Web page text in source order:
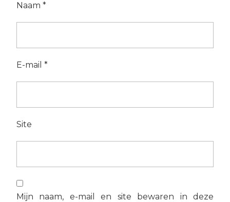
Naam *
E-mail *
Site
Mijn naam, e-mail en site bewaren in deze